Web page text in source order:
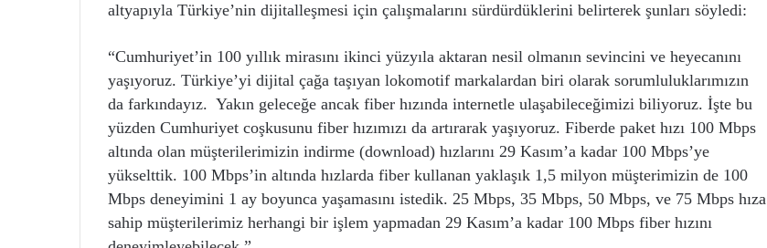
altyapıyla Türkiye’nin dijitalleşmesi için çalışmalarını sürdürdüklerini belirterek şunları söyledi:
“Cumhuriyet’in 100 yıllık mirasını ikinci yüzyıla aktaran nesil olmanın sevincini ve heyecanını
yaşıyoruz. Türkiye’yi dijital çağa taşıyan lokomotif markalardan biri olarak sorumluluklarımızın
da farkındayız. Yakın geleceğe ancak fiber hızında internetle ulaşabileceğimizi biliyoruz. İşte bu
yüzden Cumhuriyet coşkusunu fiber hızımızı da artırarak yaşıyoruz. Fiberde paket hızı 100 Mbps
altında olan müşterilerimizin indirme (download) hızlarını 29 Kasım’a kadar 100 Mbps’ye
yükselttik. 100 Mbps’in altında hızlarda fiber kullanan yaklaşık 1,5 milyon müşterimizin de 100
Mbps deneyimini 1 ay boyunca yaşamasını istedik. 25 Mbps, 35 Mbps, 50 Mbps, ve 75 Mbps hıza
sahip müşterilerimiz herhangi bir işlem yapmadan 29 Kasım’a kadar 100 Mbps fiber hızını